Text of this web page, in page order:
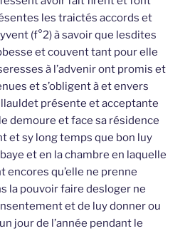
les traictés accords et
(f°2) à savoir que lesdites
et couvent tant pour elle
à l’advenir ont promis et
et s’obligent à et envers
présente et acceptante
demoure et face sa résidence
et sy long temps que bon luy
et en la chambre en laquelle
encores qu’elle ne prenne
la pouvoir faire desloger ne
et de luy donner ou
jour de l’année pendant le